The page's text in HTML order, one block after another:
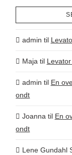
admin til
Maja til
admin til En
ondt
Joanna til En
ondt
Lene Gundahl